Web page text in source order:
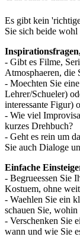
Es gibt kein
Sie sich beide wohl
- Gibt es Filme,
Atmosphaeren, die
- Moechten Sie
Lehrer/Schueler)
interessante Figur)
- Wie viel
kurzes Drehbuch?
- Geht es rein um
Sie auch Dialoge
Einfache
- Begrueessen Sie
Kostuem, ohne
- Waehlen Sie ein
schauen Sie, wohin
- Verschenken Sie
wann und wie Sie